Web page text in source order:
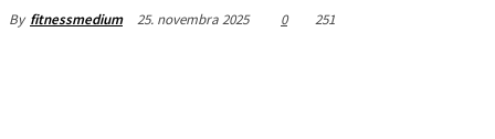
By fitnessmedium 25. novembra 2025 0 251